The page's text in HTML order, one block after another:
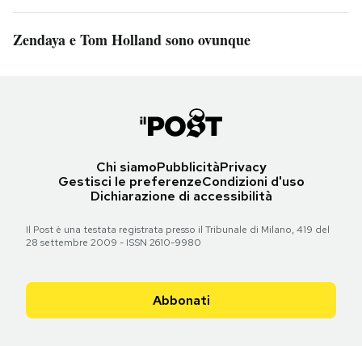
Zendaya e Tom Holland sono ovunque
Chi siamoPubblicitàPrivacy
Gestisci le preferenzeCondizioni d'uso
Dichiarazione di accessibilità
Il Post è una testata registrata presso il Tribunale di Milano, 419 del
28 settembre 2009 - ISSN 2610-9980
Abbonati